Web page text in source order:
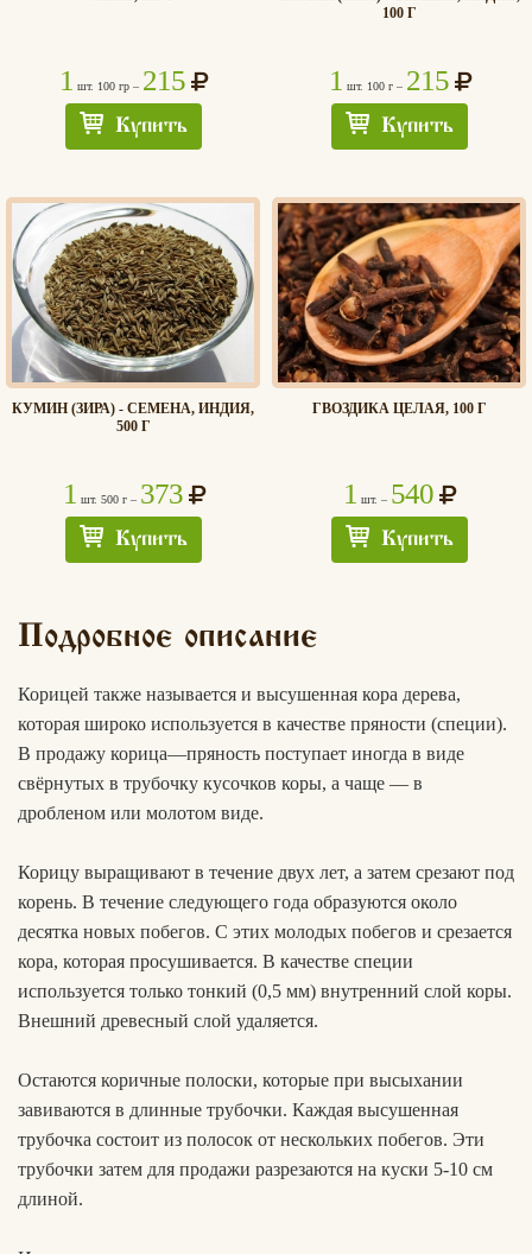
Хлеб
1 шт. 100 гр – 215
Купить
100 Г
1 шт. 100 г – 215
Купить
КУМИН (ЗИРА) - СЕМЕНА, ИНДИЯ,
500 Г
1 шт. 500 г – 373
Купить
ГВОЗДИКА ЦЕЛАЯ, 100 Г
1 шт. – 540
Купить
Подробное описание
Корицей также называется и высушенная кора дерева,
которая широко используется в качестве пряности (специи).
В продажу корица—пряность поступает иногда в виде
свёрнутых в трубочку кусочков коры, а чаще — в
дробленом или молотом виде.
Корицу выращивают в течение двух лет, а затем срезают под
корень. В течение следующего года образуются около
десятка новых побегов. С этих молодых побегов и срезается
кора, которая просушивается. В качестве специи
используется только тонкий (0,5 мм) внутренний слой коры.
Внешний древесный слой удаляется.
Остаются коричные полоски, которые при высыхании
завиваются в длинные трубочки. Каждая высушенная
трубочка состоит из полосок от нескольких побегов. Эти
трубочки затем для продажи разрезаются на куски 5-10 см
длиной.